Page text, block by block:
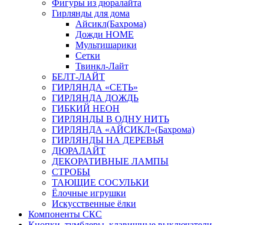
Фигуры из дюралайта
Гирлянды для дома
Айсикл(Бахрома)
Дожди HOME
Мультишарики
Сетки
Твинкл-Лайт
БЕЛТ-ЛАЙТ
ГИРЛЯНДА «СЕТЬ»
ГИРЛЯНДА ДОЖДЬ
ГИБКИЙ НЕОН
ГИРЛЯНДЫ В ОДНУ НИТЬ
ГИРЛЯНДА «АЙСИКЛ»(Бахрома)
ГИРЛЯНДЫ НА ДЕРЕВЬЯ
ДЮРАЛАЙТ
ДЕКОРАТИВНЫЕ ЛАМПЫ
СТРОБЫ
ТАЮЩИЕ СОСУЛЬКИ
Ёлочные игрушки
Искусственные ёлки
Компоненты СКС